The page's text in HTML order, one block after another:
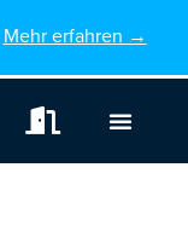
Mehr erfahren →